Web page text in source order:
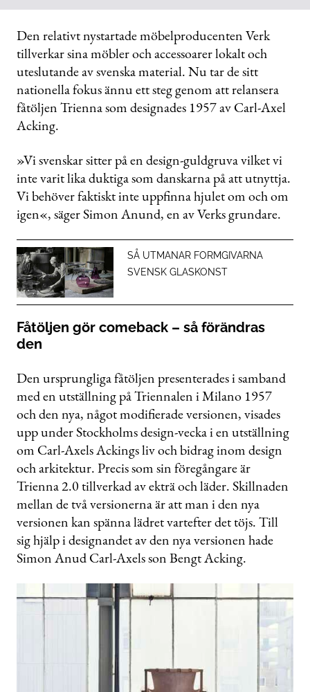
Den relativt nystartade möbelproducenten Verk
tillverkar sina möbler och accessoarer lokalt och
uteslutande av svenska material. Nu tar de sitt
nationella fokus ännu ett steg genom att relansera
fåtöljen Trienna som designades 1957 av Carl-Axel
Acking.
»Vi svenskar sitter på en design-guldgruva vilket vi
inte varit lika duktiga som danskarna på att utnyttja.
Vi behöver faktiskt inte uppfinna hjulet om och om
igen«, säger Simon Anund, en av Verks grundare.
SÅ UTMANAR FORMGIVARNA
SVENSK GLASKONST
Fåtöljen gör comeback – så förändras
den
Den ursprungliga fåtöljen presenterades i samband
med en utställning på Triennalen i Milano 1957
och den nya, något modifierade versionen, visades
upp under Stockholms design-vecka i en utställning
om Carl-Axels Ackings liv och bidrag inom design
och arkitektur. Precis som sin föregångare är
Trienna 2.0 tillverkad av ekträ och läder. Skillnaden
mellan de två versionerna är att man i den nya
versionen kan spänna lädret vartefter det töjs. Till
sig hjälp i designandet av den nya versionen hade
Simon Anud Carl-Axels son Bengt Acking.